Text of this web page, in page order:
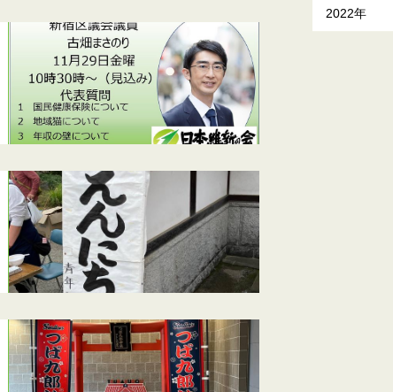
2022年